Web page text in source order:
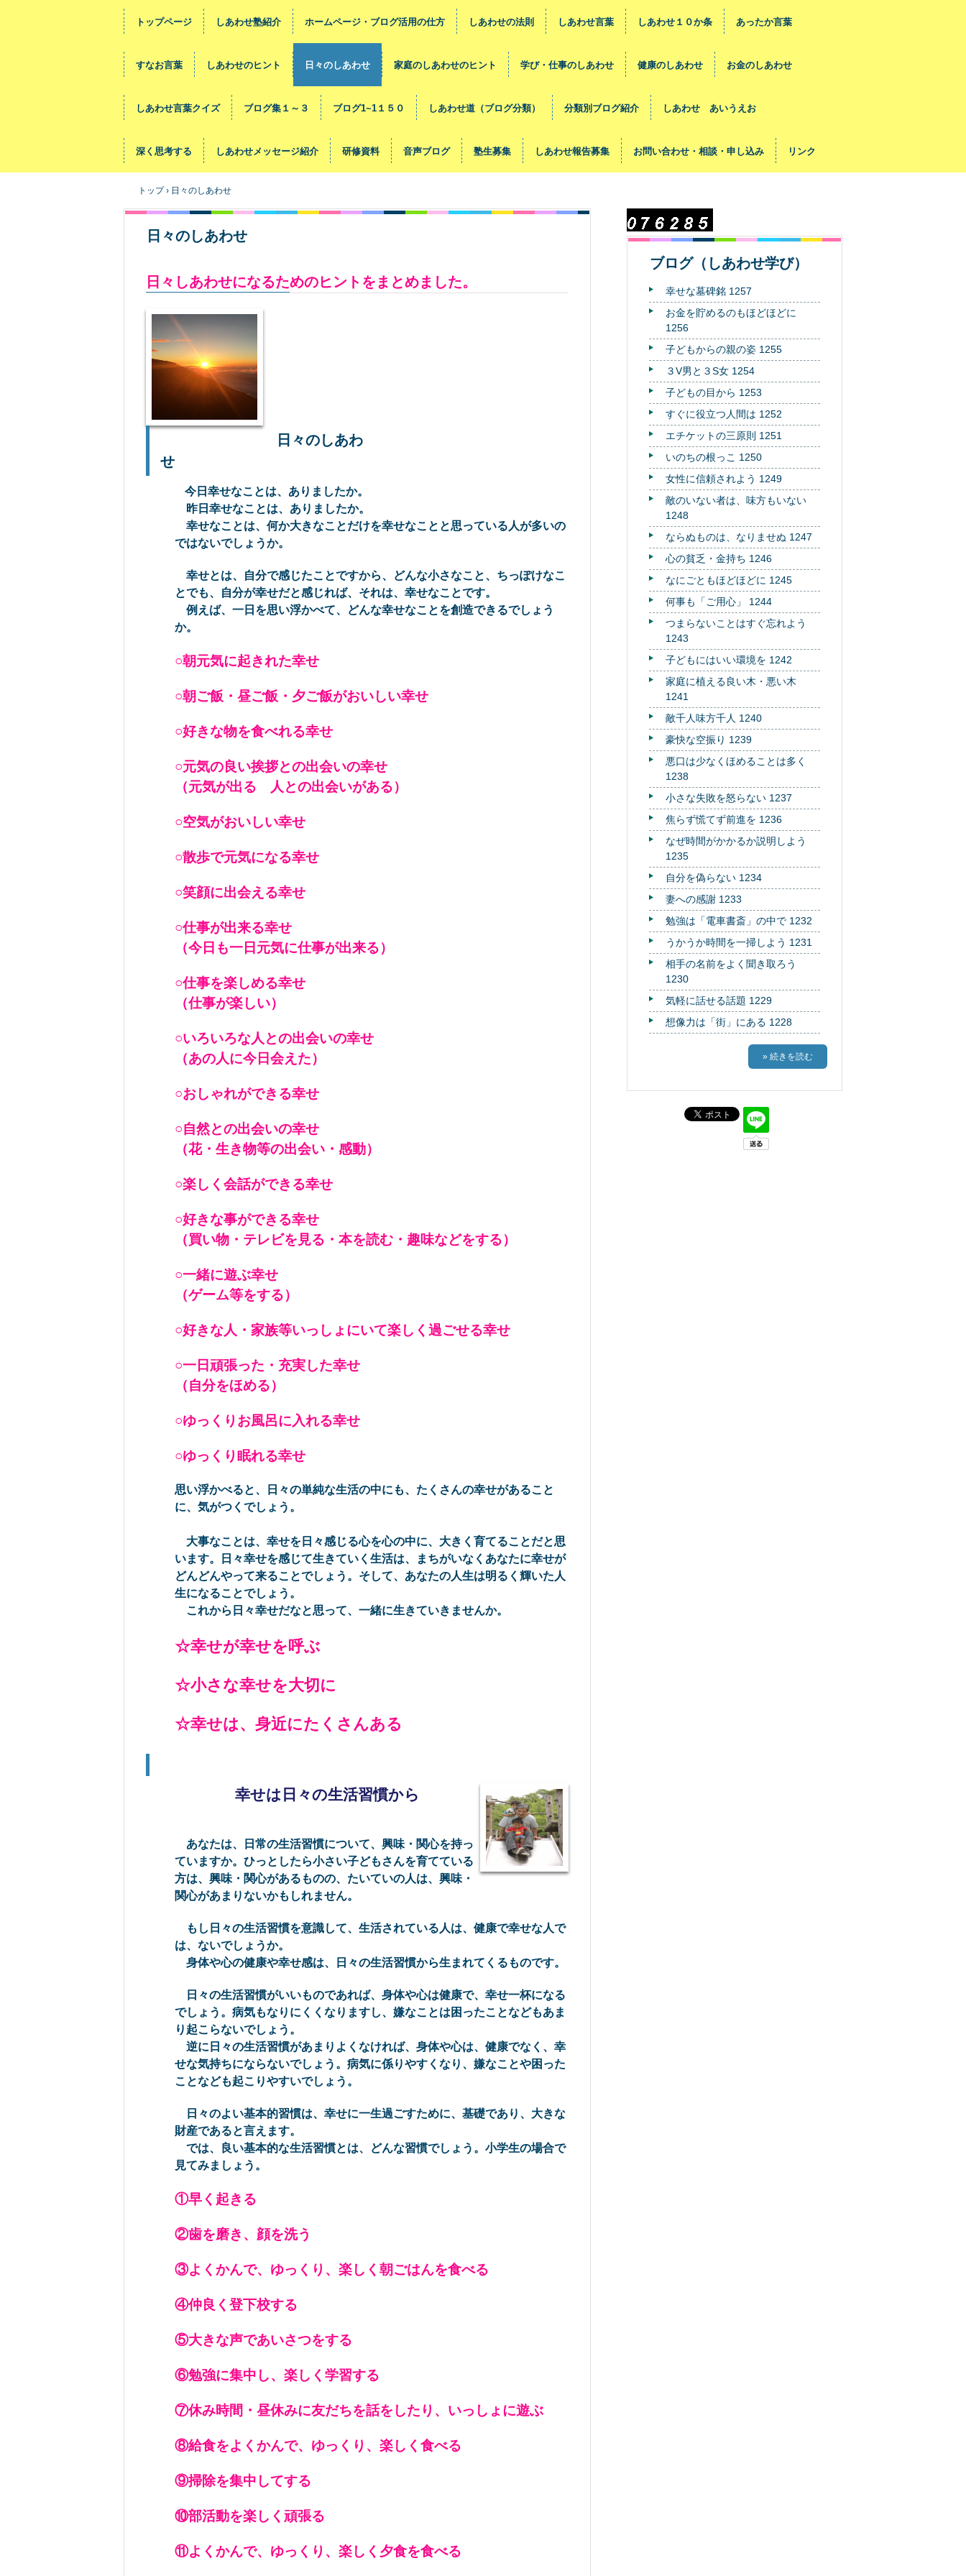
トップページ しあわせ塾紹介 ホームページ・ブログ活用の仕方 しあわせの法則 しあわせ言葉 しあわせ１０か条 あったか言葉
すなお言葉 しあわせのヒント 日々のしあわせ 家庭のしあわせのヒント 学び・仕事のしあわせ 健康のしあわせ お金のしあわせ
しあわせ言葉クイズ ブログ集１～３ ブログ1~1１５０ しあわせ道（ブログ分類） 分類別ブログ紹介 しあわせ あいうえお
深く思考する しあわせメッセージ紹介 研修資料 音声ブログ 塾生募集 しあわせ報告募集 お問い合わせ・相談・申し込み リンク
トップ › 日々のしあわせ
日々のしあわせ
日々しあわせになるためのヒントをまとめました。
日々のしあわ
せ
今日幸せなことは、ありましたか。
昨日幸せなことは、ありましたか。
幸せなことは、何か大きなことだけを幸せなことと思っている人が多いの
ではないでしょうか。
幸せとは、自分で感じたことですから、どんな小さなこと、ちっぽけなこ
とでも、自分が幸せだと感じれば、それは、幸せなことです。
例えば、一日を思い浮かべて、どんな幸せなことを創造できるでしょう
か。
○朝元気に起きれた幸せ
○朝ご飯・昼ご飯・夕ご飯がおいしい幸せ
○好きな物を食べれる幸せ
○元気の良い挨拶との出会いの幸せ
（元気が出る 人との出会いがある）
○空気がおいしい幸せ
○散歩で元気になる幸せ
○笑顔に出会える幸せ
○仕事が出来る幸せ
（今日も一日元気に仕事が出来る）
○仕事を楽しめる幸せ
（仕事が楽しい）
○いろいろな人との出会いの幸せ
（あの人に今日会えた）
○おしゃれができる幸せ
○自然との出会いの幸せ
（花・生き物等の出会い・感動）
○楽しく会話ができる幸せ
○好きな事ができる幸せ
（買い物・テレビを見る・本を読む・趣味などをする）
○一緒に遊ぶ幸せ
（ゲーム等をする）
○好きな人・家族等いっしょにいて楽しく過ごせる幸せ
○一日頑張った・充実した幸せ
（自分をほめる）
○ゆっくりお風呂に入れる幸せ
○ゆっくり眠れる幸せ
思い浮かべると、日々の単純な生活の中にも、たくさんの幸せがあること
に、気がつくでしょう。
大事なことは、幸せを日々感じる心を心の中に、大きく育てることだと思
います。日々幸せを感じて生きていく生活は、まちがいなくあなたに幸せが
どんどんやって来ることでしょう。そして、あなたの人生は明るく輝いた人
生になることでしょう。
これから日々幸せだなと思って、一緒に生きていきませんか。
☆幸せが幸せを呼ぶ
☆小さな幸せを大切に
☆幸せは、身近にたくさんある
幸せは日々の生活習慣から
あなたは、日常の生活習慣について、興味・関心を持っ
ていますか。ひっとしたら小さい子どもさんを育てている
方は、興味・関心があるものの、たいていの人は、興味・
関心があまりないかもしれません。
もし日々の生活習慣を意識して、生活されている人は、健康で幸せな人で
は、ないでしょうか。
身体や心の健康や幸せ感は、日々の生活習慣から生まれてくるものです。
日々の生活習慣がいいものであれば、身体や心は健康で、幸せ一杯になる
でしょう。病気もなりにくくなりますし、嫌なことは困ったことなどもあま
り起こらないでしょう。
逆に日々の生活習慣があまりよくなければ、身体や心は、健康でなく、幸
せな気持ちにならないでしょう。病気に係りやすくなり、嫌なことや困った
ことなども起こりやすいでしょう。
日々のよい基本的習慣は、幸せに一生過ごすために、基礎であり、大きな
財産であると言えます。
では、良い基本的な生活習慣とは、どんな習慣でしょう。小学生の場合で
見てみましょう。
①早く起きる
②歯を磨き、顔を洗う
③よくかんで、ゆっくり、楽しく朝ごはんを食べる
④仲良く登下校する
⑤大きな声であいさつをする
⑥勉強に集中し、楽しく学習する
⑦休み時間・昼休みに友だちを話をしたり、いっしょに遊ぶ
⑧給食をよくかんで、ゆっくり、楽しく食べる
⑨掃除を集中してする
⑩部活動を楽しく頑張る
⑪よくかんで、ゆっくり、楽しく夕食を食べる
ブログ（しあわせ学び）
幸せな墓碑銘 1257
お金を貯めるのもほどほどに
1256
子どもからの親の姿 1255
３V男と３S女 1254
子どもの目から 1253
すぐに役立つ人間は 1252
エチケットの三原則 1251
いのちの根っこ 1250
女性に信頼されよう 1249
敵のいない者は、味方もいない
1248
ならぬものは、なりませぬ 1247
心の貧乏・金持ち 1246
なにごともほどほどに 1245
何事も「ご用心」 1244
つまらないことはすぐ忘れよう
1243
子どもにはいい環境を 1242
家庭に植える良い木・悪い木
1241
敵千人味方千人 1240
豪快な空振り 1239
悪口は少なくほめることは多く
1238
小さな失敗を怒らない 1237
焦らず慌てず前進を 1236
なぜ時間がかかるか説明しよう
1235
自分を偽らない 1234
妻への感謝 1233
勉強は「電車書斎」の中で 1232
うかうか時間を一掃しよう 1231
相手の名前をよく聞き取ろう
1230
気軽に話せる話題 1229
想像力は「街」にある 1228
» 続きを読む